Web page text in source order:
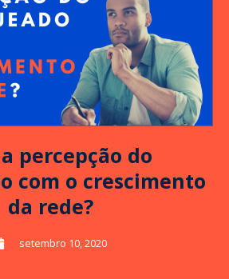
percepção do
com o crescimento
da rede?
setembro 10, 2020